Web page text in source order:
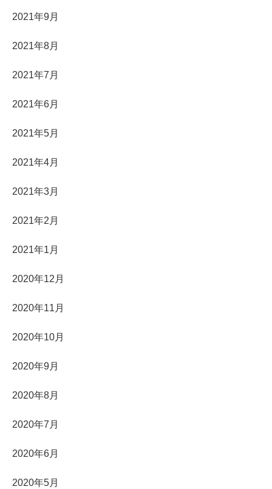
2021年9月
2021年8月
2021年7月
2021年6月
2021年5月
2021年4月
2021年3月
2021年2月
2021年1月
2020年12月
2020年11月
2020年10月
2020年9月
2020年8月
2020年7月
2020年6月
2020年5月